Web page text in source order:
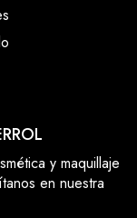
y maquillaje
en nuestra